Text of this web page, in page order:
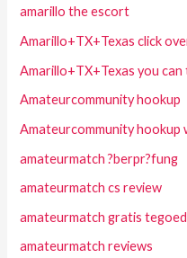
amarillo the escort
Amarillo+TX+Texas click
Amarillo+TX+Texas you
Amateurcommunity hookup
Amateurcommunity hookup
amateurmatch ?berpr?fung
amateurmatch cs review
amateurmatch gratis
amateurmatch reviews